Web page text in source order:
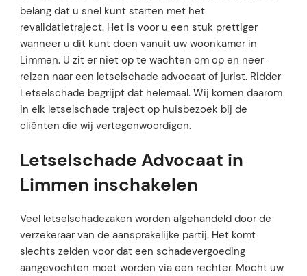
belang dat u snel kunt starten met het
revalidatietraject. Het is voor u een stuk prettiger
wanneer u dit kunt doen vanuit uw woonkamer in
Limmen. U zit er niet op te wachten om op en neer
reizen naar een letselschade advocaat of jurist. Ridder
Letselschade begrijpt dat helemaal. Wij komen daarom
in elk letselschade traject op huisbezoek bij de
cliënten die wij vertegenwoordigen.
Letselschade Advocaat in
Limmen inschakelen
Veel letselschadezaken worden afgehandeld door de
verzekeraar van de aansprakelijke partij. Het komt
slechts zelden voor dat een schadevergoeding
aangevochten moet worden via een rechter. Mocht uw